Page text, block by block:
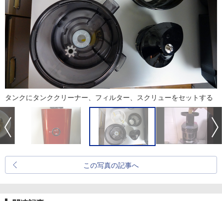
タンクにタンククリーナー、フィルター、スクリューをセットする
この写真の記事へ